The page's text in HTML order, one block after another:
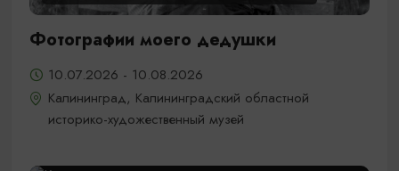
Фотографии моего дедушки
10.07.2026 - 10.08.2026
Калининград, Калининградский областной
историко-художественный музей